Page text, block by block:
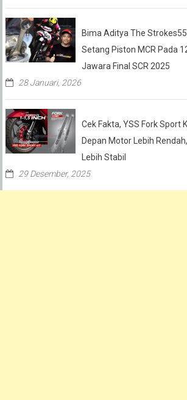
Bima Aditya The
Setang Piston MCR Pada
Jawara Final SCR 2025
28 Januari, 2026
Cek Fakta, YSS Fork Sport
Depan Motor Lebih
Lebih Stabil
29 Desember, 2025